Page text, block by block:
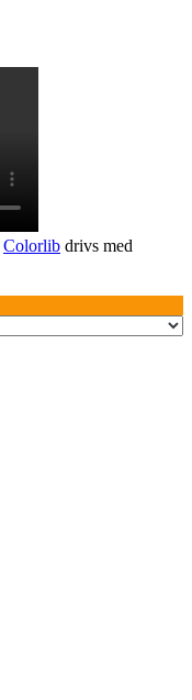
Colorlib drivs med